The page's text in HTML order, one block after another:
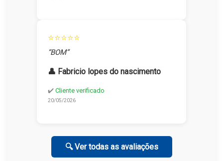
⭐⭐⭐⭐⭐
“BOM”
👤 Fabricio lopes do nascimento
✔️ Cliente verificado
20/05/2026
🔍 Ver todas as avaliações